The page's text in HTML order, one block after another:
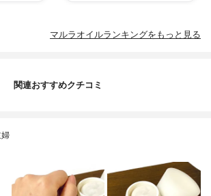
マルラオイルランキングをもっと見る
関連おすすめクチコミ